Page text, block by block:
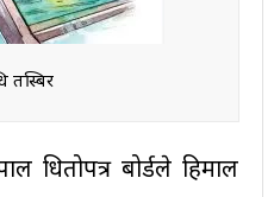
तस्बिर
धितोपत्र बोर्डले हिमाल